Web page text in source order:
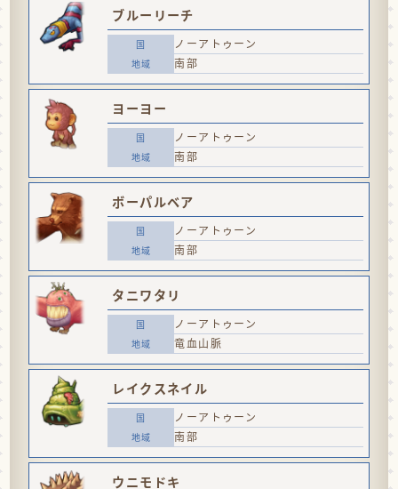
ブルーリーチ
ノーアトゥーン
南部
ヨーヨー
ノーアトゥーン
南部
ボーパルベア
ノーアトゥーン
南部
タニワタリ
ノーアトゥーン
竜血山脈
レイクスネイル
ノーアトゥーン
南部
ウニモドキ